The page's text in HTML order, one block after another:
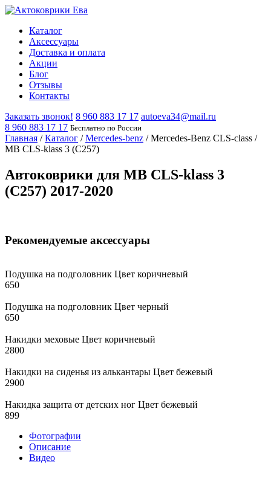
Каталог
Аксессуары
Доставка и оплата
Акции
Блог
Отзывы
Контакты
Заказать звонок! 8 960 883 17 17 autoeva34@mail.ru
8 960 883 17 17 Бесплатно по России
Главная /Каталог /Mercedes-benz /Mercedes-Benz CLS-class /
MB CLS-klass 3 (C257)
Автоковрики для MB CLS-klass 3
(C257) 2017-2020
Рекомендуемые аксессуары
Подушка на подголовник Цвет коричневый
650
Подушка на подголовник Цвет черный
650
Накидки меховые Цвет коричневый
2800
Накидки на сиденья из алькантары Цвет бежевый
2900
Накидка защита от детских ног Цвет бежевый
899
Фотографии
Описание
Видео